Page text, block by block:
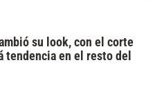
su look, con el corte
tendencia en el resto del